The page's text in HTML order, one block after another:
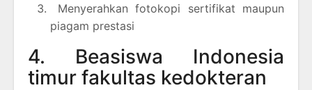
Menyerahkan fotokopi sertifikat maupun
piagam prestasi
4. Beasiswa Indonesia
timur fakultas kedokteran